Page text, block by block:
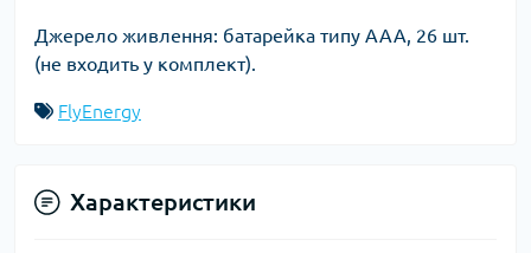
Джерело живлення: батарейка типу AAA, 26 шт.
(не входить у комплект).
FlyEnergy
Характеристики